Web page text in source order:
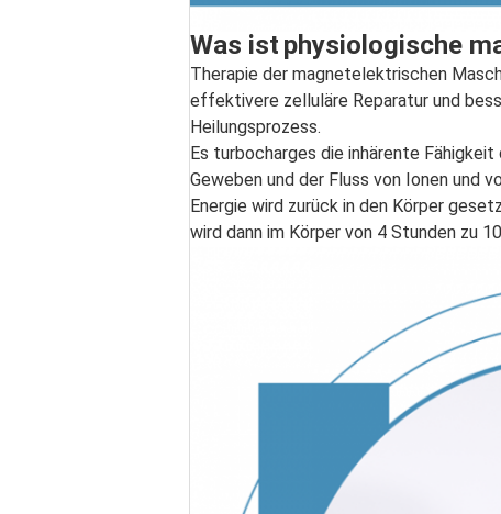
Was ist physiologische
Therapie der magnetelektrischen
effektivere zelluläre Reparatur und
Heilungsprozess.
Es turbocharges die inhärente
Geweben und der Fluss von Ionen und
Energie wird zurück in den Körper
wird dann im Körper von 4 Stunden zu